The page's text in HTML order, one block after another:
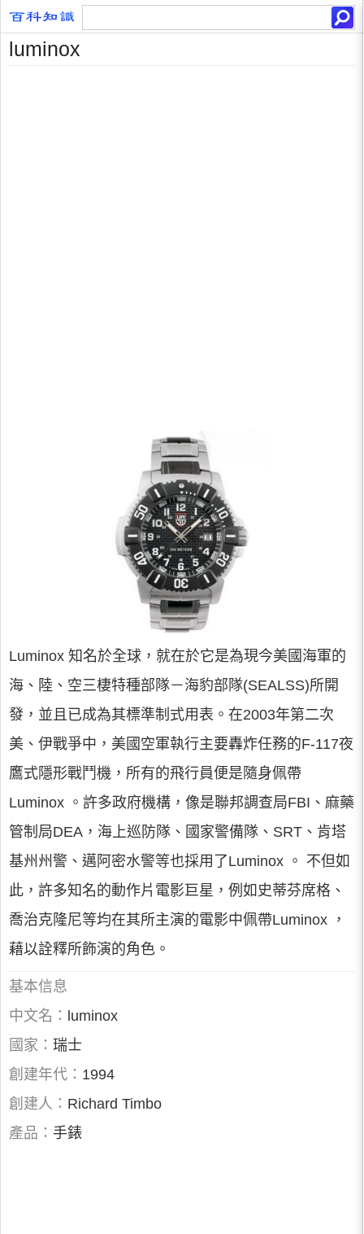
luminox
Luminox 知名於全球，就在於它是為現今美國海軍的
海、陸、空三棲特種部隊－海豹部隊(SEALSS)所開
發，並且已成為其標準制式用表。在2003年第二次
美、伊戰爭中，美國空軍執行主要轟炸任務的F-117夜
鷹式隱形戰鬥機，所有的飛行員便是隨身佩帶
Luminox 。許多政府機構，像是聯邦調查局FBI、麻藥
管制局DEA，海上巡防隊、國家警備隊、SRT、肯塔
基州州警、邁阿密水警等也採用了Luminox 。 不但如
此，許多知名的動作片電影巨星，例如史蒂芬席格、
喬治克隆尼等均在其所主演的電影中佩帶Luminox ，
藉以詮釋所飾演的角色。
基本信息
中文名： luminox
國家： 瑞士
創建年代： 1994
創建人： Richard Timbo
產品： 手錶